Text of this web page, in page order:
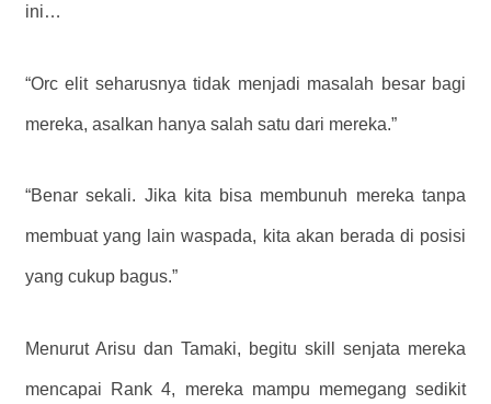
ini…
“Orc elit seharusnya tidak menjadi masalah besar bagi
mereka, asalkan hanya salah satu dari mereka.”
“Benar sekali. Jika kita bisa membunuh mereka tanpa
membuat yang lain waspada, kita akan berada di posisi
yang cukup bagus.”
Menurut Arisu dan Tamaki, begitu skill senjata mereka
mencapai Rank 4, mereka mampu memegang sedikit